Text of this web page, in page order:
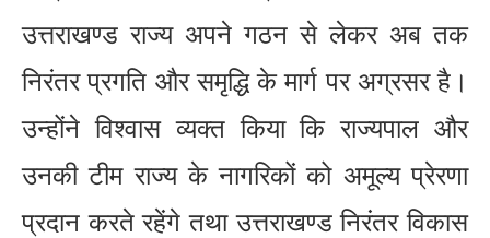
उत्तराखण्ड राज्य अपने गठन से लेकर अब तक
निरंतर प्रगति और समृद्धि के मार्ग पर अग्रसर है।
उन्होंने विश्वास व्यक्त किया कि राज्यपाल और
उनकी टीम राज्य के नागरिकों को अमूल्य प्रेरणा
प्रदान करते रहेंगे तथा उत्तराखण्ड निरंतर विकास